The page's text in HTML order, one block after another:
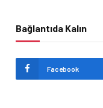
Bağlantıda Kalın
Facebook